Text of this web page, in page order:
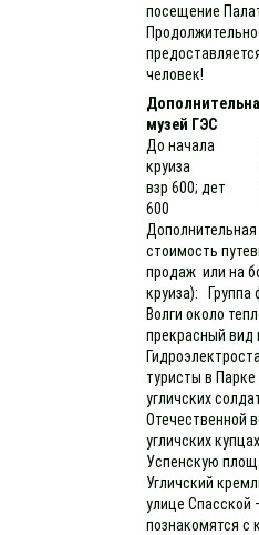
посещение
человек!
музей ГЭС
До начала
круиза
взр 600; дет
600
стоимость
продаж или на
круиза): Группа
Волги около
прекрасный вид
туристы в
угличских
Отечественной
угличских
Успенскую
Угличский
улице Спасской
познакомятся с